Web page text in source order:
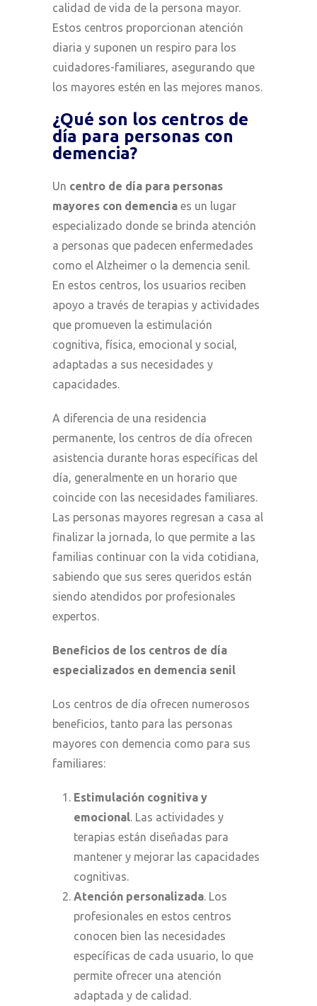
calidad de vida de la persona mayor.
Estos centros proporcionan atención
diaria y suponen un respiro para los
cuidadores-familiares, asegurando que
los mayores estén en las mejores manos.
¿Qué son los centros de
día para personas con
demencia?
Un centro de día para personas
mayores con demencia es un lugar
especializado donde se brinda atención
a personas que padecen enfermedades
como el Alzheimer o la demencia senil.
En estos centros, los usuarios reciben
apoyo a través de terapias y actividades
que promueven la estimulación
cognitiva, física, emocional y social,
adaptadas a sus necesidades y
capacidades.
A diferencia de una residencia
permanente, los centros de día ofrecen
asistencia durante horas específicas del
día, generalmente en un horario que
coincide con las necesidades familiares.
Las personas mayores regresan a casa al
finalizar la jornada, lo que permite a las
familias continuar con la vida cotidiana,
sabiendo que sus seres queridos están
siendo atendidos por profesionales
expertos.
Beneficios de los centros de día
especializados en demencia senil
Los centros de día ofrecen numerosos
beneficios, tanto para las personas
mayores con demencia como para sus
familiares:
Estimulación cognitiva y
emocional. Las actividades y
terapias están diseñadas para
mantener y mejorar las capacidades
cognitivas.
Atención personalizada. Los
profesionales en estos centros
conocen bien las necesidades
específicas de cada usuario, lo que
permite ofrecer una atención
adaptada y de calidad.